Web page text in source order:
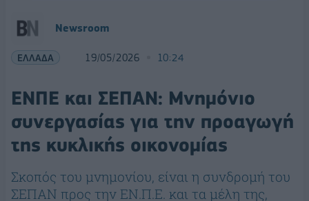
Newsroom
ΕΛΛΑΔΑ 19/05/2026 10:24
ΕΝΠΕ και ΣΕΠΑΝ: Μνημόνιο
συνεργασίας για την προαγωγή
της κυκλικής οικονομίας
Σκοπός του μνημονίου, είναι η συνδρομή του
ΣΕΠΑΝ προς την ΕΝ.Π.Ε. και τα μέλη της,